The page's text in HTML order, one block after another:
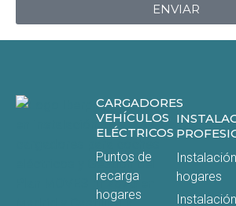
ENVIAR
CARGADORES
VEHÍCULOS
ELÉCTRICOS
Puntos de
recarga
hogares
hogares